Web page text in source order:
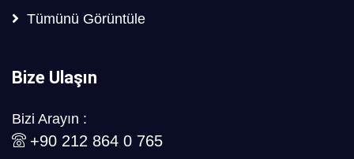
Tümünü Görüntüle
Bize Ulaşın
Bizi Arayın :
+90 212 864 0 765